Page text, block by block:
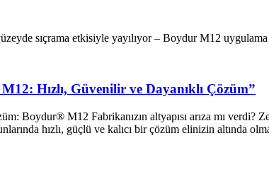
Hızlı, Güvenilir ve Dayanıklı Çözüm”
Boydur® M12 Fabrikanızın altyapısı arıza mı
hızlı, güçlü ve kalıcı bir çözüm elinizin